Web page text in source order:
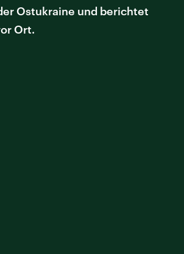
Ostukraine und berichtet
Ort.